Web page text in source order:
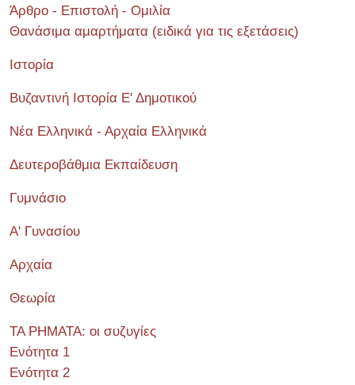
Άρθρο - Επιστολή - Ομιλία
Θανάσιμα αμαρτήματα (ειδικά για τις εξετάσεις)
Ιστορία
Βυζαντινή Ιστορία Ε' Δημοτικού
Νέα Ελληνικά - Αρχαία Ελληνικά
Δευτεροβάθμια Εκπαίδευση
Γυμνάσιο
Α' Γυνασίου
Αρχαία
Θεωρία
ΤΑ ΡΗΜΑΤΑ: οι συζυγίες
Ενότητα 1
Ενότητα 2